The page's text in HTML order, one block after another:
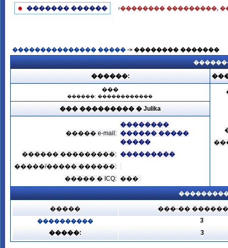
������� ������ ‹�������� ���������,
��������������� ����� -> �������� �������
������:
���
������: ������������
��� ��������� � Julika
����� e-mail:
��������
������ �����
�����
������ ���������: ���������
�����/����� ������:
����� � ICQ: ���
����� ���-��
����������
3
�����:
3